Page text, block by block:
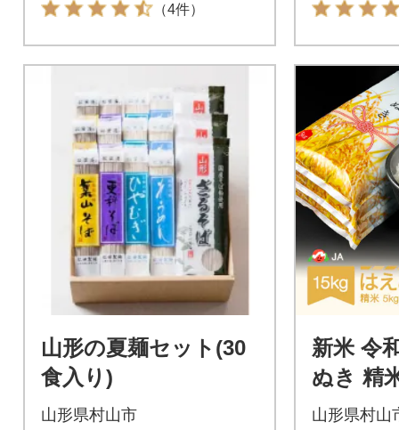
（4件）
山形の夏麺セット(30
食入り)
山形県村山市
新米 令
ぬき 精
山形県村山